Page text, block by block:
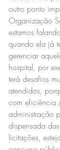
outro ponto
Organização
estamos
quando ela já
gerenciar
hospital, por
terá desafios
atendidos,
com eficiência
administração
dispensada
licitações,